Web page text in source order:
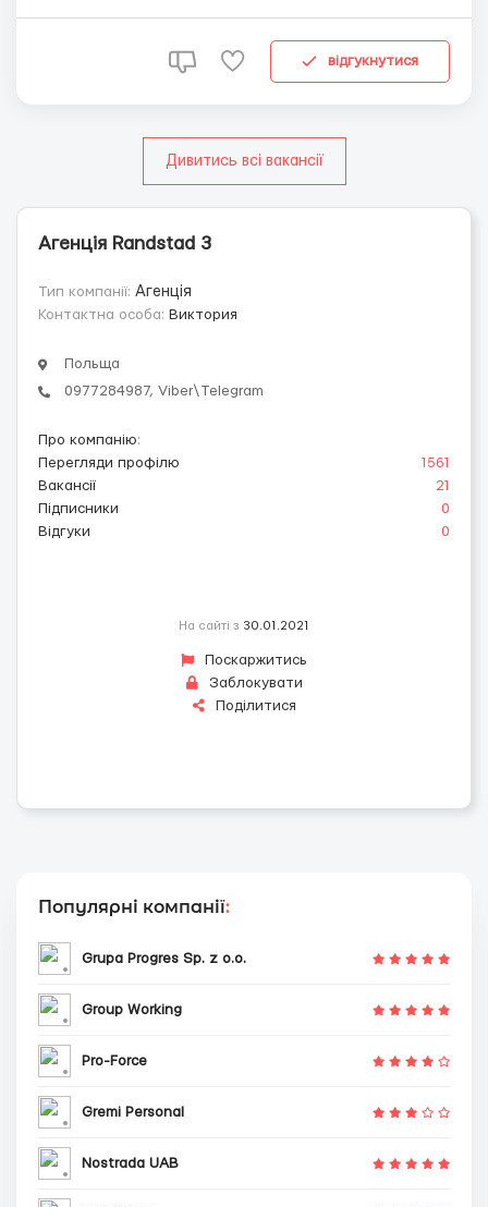
трудоустройство по договору ...
відгукнутися
Дивитись всі вакансії
Агенція Randstad 3
Тип компанії: Агенція
Контактна особа: Виктория
Польща
0977284987, Viber\Telegram
Про компанію:
Перегляди профілю
1561
Вакансії
21
Підписники
0
Відгуки
0
На сайті з 30.01.2021
Поскаржитись
Заблокувати
Поділитися
Популярні компанії:
Grupa Progres Sp. z o.o.
Group Working
Pro-Force
Gremi Personal
Nostrada UAB